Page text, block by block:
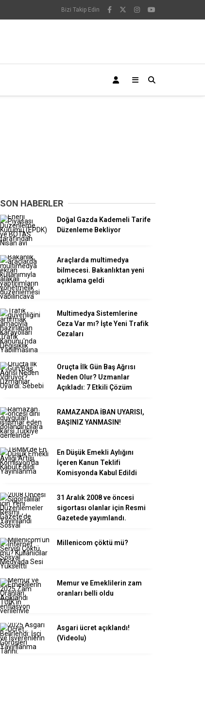
Bizi Takip Edin
SON HABERLER
Doğal Gazda Kademeli Tarife
Düzenleme Bekliyor
Araçlarda multimedya
bilmecesi. Bakanlıktan yeni
açıklama geldi
Multimedya Sistemlerine
Ceza Var mı? İşte Yeni Trafik
Cezaları
Oruçta İlk Gün Baş Ağrısı
Neden Olur? Uzmanlar
Açıkladı: 7 Etkili Çözüm
RAMAZANDA İBAN UYARISI,
BAŞINIZ YANMASIN!
En Düşük Emekli Aylığını
İçeren Kanun Teklifi
Komisyonda Kabul Edildi
31 Aralık 2008 ve öncesi
sigortası olanlar için Resmi
Gazetede yayımlandı.
Millenicom çöktü mü?
Memur ve Emeklilerin zam
oranları belli oldu
Asgari ücret açıklandı!
(Videolu)